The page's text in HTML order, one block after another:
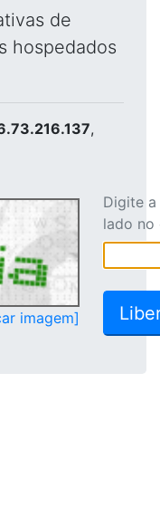
de
hospedados
,
imagem]
Digite
lado no